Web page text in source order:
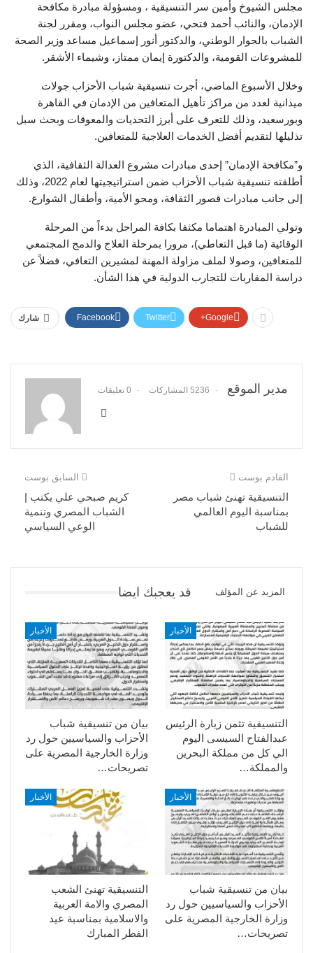
مجلس الشيوخ وأمين سر التنسيقية ، ومسؤولة مبادرة مكافحة
الإدمان، والنائب أحمد فتحي، عضو مجلس النواب، ومقرر لجنة
الشباب بالحوار الوطني، والدكتور أنور إسماعيل مساعد وزير الصحة
للمشروعات القومية، والدكتورة إيمان ممتاز، وشيماء الأشقر.
وخلال الأسبوع الماضي، أجرت تنسيقية شباب الأحزاب جولات
ميدانية لعدد من مراكز تأهيل المتعافين من الإدمان في القاهرة
وبورسعيد، وذلك للتعرف على أبرز التحديات والمعوقات وبحث سبل
تذليلها لتقديم أفضل الخدمات العلاجية للمتعافين.
و”مكافحة الإدمان” إحدى مبادرات مشروع العدالة الثقافية، الذي
أطلقته تنسيقية شباب الأحزاب ضمن استراتيجيتها لعام 2022، وذلك
إلى جانب مبادرات قصور الثقافة، ومحو الأمية، وأطفال الشوارع.
وتولي المبادرة اهتماما مكثفا بكافة المراحل بدءاً من المرحلة
الوقائية (ما قبل التعاطي)، مرورا بمرحلة العلاج والدمج المجتمعي
للمتعافين، وصولا لملف مزاولة المهنة لمشيرين التعافي، فضلاً عن
دراسة المقاربات للتجارب الدولية في هذا الشأن.
شارك Facebook Twitter Google+
مدير الموقع 5236 المشاركات 0 تعليقات
السابق بوست
كريم صبحي علي يكتب |
الشباب المصري وتنمية
الوعي السياسي
القادم بوست
التنسيقية تهنئ شباب مصر
بمناسبة اليوم العالمي
للشباب
قد يعجبك ايضا المزيد عن المؤلف
الأخبار
بيان من تنسيقية شباب
الأحزاب والسياسيين حول رد
وزارة الخارجية المصرية على
تصريحات…
الأخبار
التنسيقية تثمن زيارة الرئيس
عبدالفتاح السيسى اليوم
الي كل من مملكة البحرين
والمملكة…
الأخبار
التنسيقية تهنئ الشعب
المصري والامة العربية
والاسلامية بمناسبة عيد
الفطر المبارك
الأخبار
بيان من تنسيقية شباب
الأحزاب والسياسيين حول رد
وزارة الخارجية المصرية على
تصريحات…